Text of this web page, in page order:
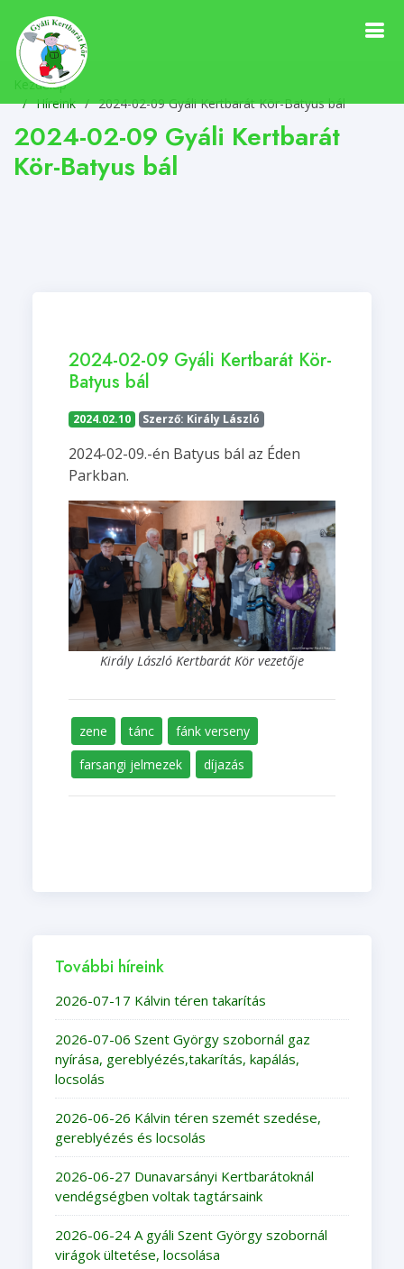
Kezdőlap
Híreink / 2024-02-09 Gyáli Kertbarát Kör-Batyus bál
2024-02-09 Gyáli Kertbarát
Kör-Batyus bál
2024-02-09 Gyáli Kertbarát Kör-
Batyus bál
2024.02.10 Szerző: Király László
2024-02-09.-én Batyus bál az Éden
Parkban.
Király László Kertbarát Kör vezetője
zene tánc
fánk verseny
farsangi jelmezek
díjazás
További híreink
2026-07-17 Kálvin téren takarítás
2026-07-06 Szent György szobornál gaz
nyírása, gereblyézés,takarítás, kapálás,
locsolás
2026-06-26 Kálvin téren szemét szedése,
gereblyézés és locsolás
2026-06-27 Dunavarsányi Kertbarátoknál
vendégségben voltak tagtársaink
2026-06-24 A gyáli Szent György szobornál
virágok ültetése, locsolása